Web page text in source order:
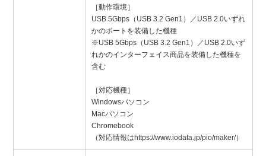
［動作環境］
USB 5Gbps（USB 3.2 Gen1）／USB 2.0いずれ
かのポートを装備した機種
※USB 5Gbps（USB 3.2 Gen1）／USB 2.0いず
れかのインターフェイス商品を装備した機種を
含む
［対応機種］
Windowsパソコン
Macパソコン
Chromebook
（対応情報はhttps://www.iodata.jp/pio/maker/）